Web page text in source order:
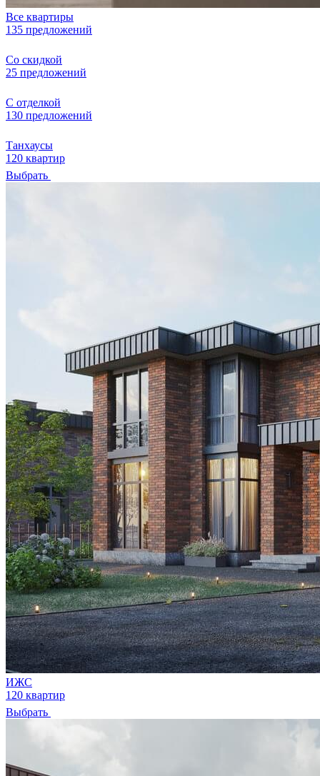
Все квартиры
135 предложений
Со скидкой
25 предложений
С отделкой
130 предложений
Танхаусы
120 квартир
Выбрать
ИЖС
120 квартир
Выбрать